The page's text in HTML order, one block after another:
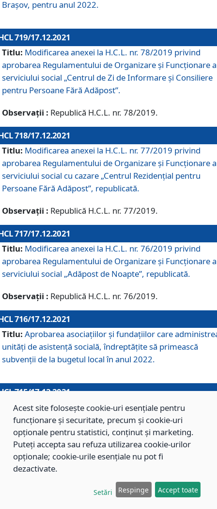
Brașov, pentru anul 2022.
719/17.12.2021
Titlu: Modificarea anexei la H.C.L. nr. 78/2019 privind
aprobarea Regulamentului de Organizare și Funcționare
serviciului social „Centrul de Zi de Informare şi Consiliere
pentru Persoane Fără Adăpost”.
Observații : Republică H.C.L. nr. 78/2019.
718/17.12.2021
Titlu: Modificarea anexei la H.C.L. nr. 77/2019 privind
aprobarea Regulamentului de Organizare și Funcționare
serviciului social cu cazare „Centrul Rezidențial pentru
Persoane Fără Adăpost”, republicată.
Observații : Republică H.C.L. nr. 77/2019.
717/17.12.2021
Titlu: Modificarea anexei la H.C.L. nr. 76/2019 privind
aprobarea Regulamentului de Organizare şi Funcționare
serviciului social „Adăpost de Noapte”, republicată.
Observații : Republică H.C.L. nr. 76/2019.
716/17.12.2021
Titlu: Aprobarea asociaţiilor şi fundaţiilor care
unităţi de asistenţă socială, îndreptăţite să primească
subvenţii de la bugetul local în anul 2022.
715/17.12.2021
Titlu: Aprobarea Planului de acţiuni sau lucrări de interes
local pentru anul 2022.
714/17.12.2021
Titlu: Modificarea Anexei la H.C.L. nr. 709/2020 privind
aprobarea Regulamentului de Organizare şi Funcţionare
Direcţiei de Asistenţă Socială Braşov.
Acest site folosește cookie-uri esențiale pentru
funcționare și securitate, precum și cookie-uri
opționale pentru statistici, conținut și marketing.
Puteți accepta sau refuza utilizarea cookie-urilor
opționale; cookie-urile esențiale nu pot fi
dezactivate.
Setări Respinge Accept toate